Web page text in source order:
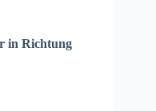
in Richtung